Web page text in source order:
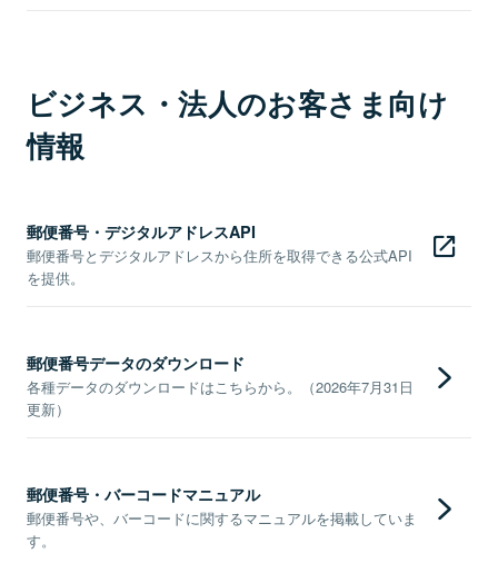
ビジネス・法人のお客さま向け
情報
郵便番号・デジタルアドレスAPI
郵便番号とデジタルアドレスから住所を取得できる公式API
を提供。
郵便番号データのダウンロード
各種データのダウンロードはこちらから。（2026年7月31日
更新）
郵便番号・バーコードマニュアル
郵便番号や、バーコードに関するマニュアルを掲載していま
す。